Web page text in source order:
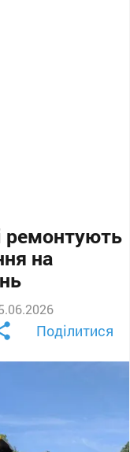
ремонтують
на
Поділитися